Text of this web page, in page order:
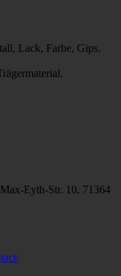
Lack, Farbe, Gips.
Eyth-Str. 10, 71364